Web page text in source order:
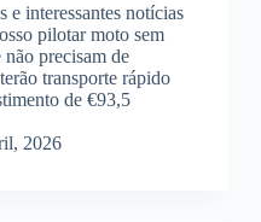
e interessantes notícias
pilotar moto sem
precisam de
transporte rápido
de €93,5
2026